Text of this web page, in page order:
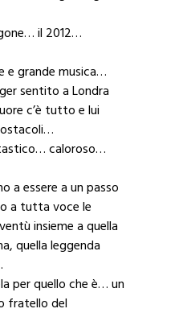
il 2012…
grande musica…
sentito a Londra
c’è tutto e lui
caloroso…
a essere a un passo
a tutta voce le
insieme a quella
quella leggenda
per quello che è… un
fratello del